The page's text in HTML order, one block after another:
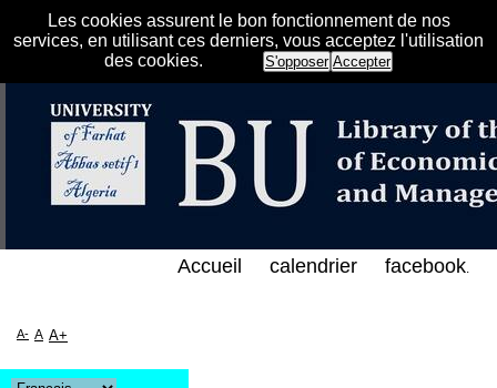
Les cookies assurent le bon fonctionnement de nos
services, en utilisant ces derniers, vous acceptez l'utilisation
des cookies.
S'opposer Accepter
الإلكتروني على الخط المباشر لمكتبة كلية العلوم
Accueil calendrier facebook.
A- A A+